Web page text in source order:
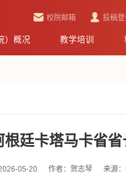
校院邮箱 投稿
）概况 教学培训
根廷卡塔马卡省
05-20 作者：贺志琴 来源